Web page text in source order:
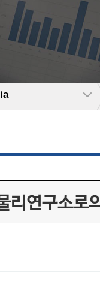
리연구소로